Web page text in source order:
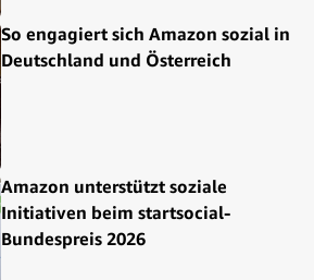
So engagiert sich Amazon sozial in
Deutschland und Österreich
Amazon unterstützt soziale
Initiativen beim startsocial-
Bundespreis 2026